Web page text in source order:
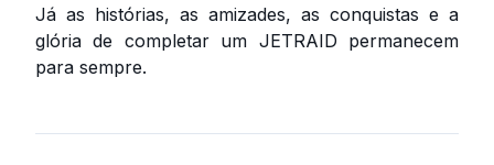
Já as histórias, as amizades, as conquistas e a
glória de completar um JETRAID permanecem
para sempre.